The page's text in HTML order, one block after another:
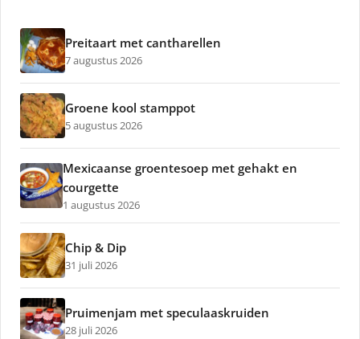
Preitaart met cantharellen
7 augustus 2026
Groene kool stamppot
5 augustus 2026
Mexicaanse groentesoep met gehakt en
courgette
1 augustus 2026
Chip & Dip
31 juli 2026
Pruimenjam met speculaaskruiden
28 juli 2026